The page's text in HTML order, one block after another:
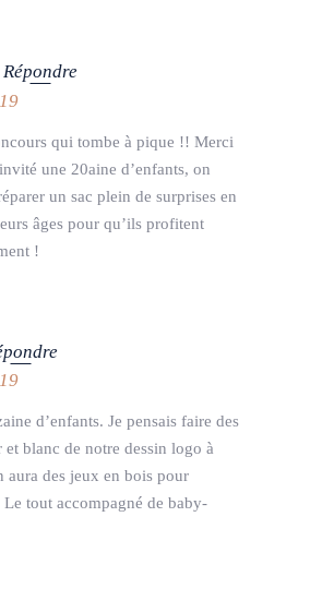
Répondre
qui tombe à pique !! Merci
une 20aine d’enfants, on
un sac plein de surprises en
âges pour qu’ils profitent
!
d’enfants. Je pensais faire des
blanc de notre dessin logo à
aura des jeux en bois pour
Le tout accompagné de baby-